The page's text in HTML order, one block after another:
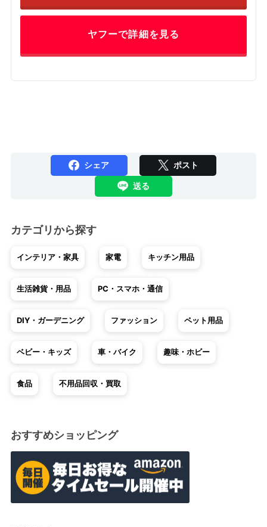
ヤフーで詳細を見る
シェア ポスト
送る
カテゴリから探す
インテリア・家具 家電 キッチン用品
生活雑貨・用品 PC・スマホ・通信
DIY・ガーデニング ファッション ペット用品
ベビー・キッズ 車・バイク 趣味・ホビー
食品 不用品回収・買取
おすすめショッピング